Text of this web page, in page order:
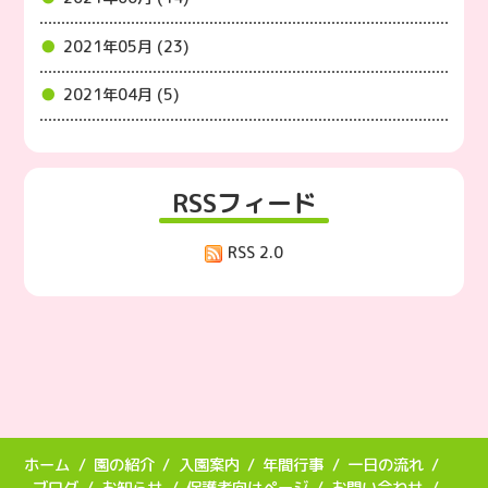
2021年05月 (23)
2021年04月 (5)
RSSフィード
RSS 2.0
ホーム 園の紹介 入園案内 年間行事
一日の流れ